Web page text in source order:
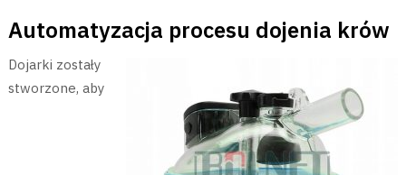
Automatyzacja procesu dojenia krów
Dojarki zostały
stworzone, aby